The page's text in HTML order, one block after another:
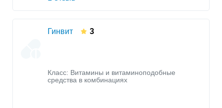
Гинвит 3
Класс: Витамины и витаминоподобные
средства в комбинациях